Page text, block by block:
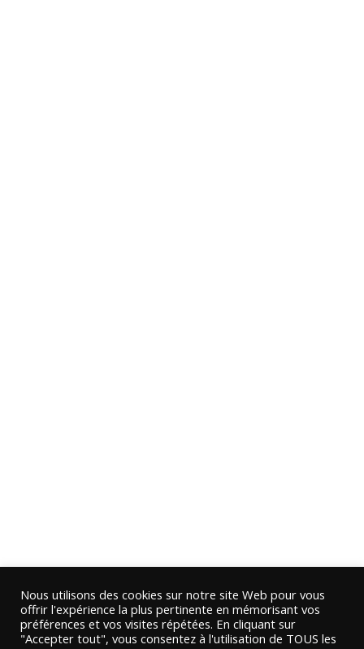
Nous utilisons des cookies sur notre site Web pour vous
offrir l'expérience la plus pertinente en mémorisant vos
préférences et vos visites répétées. En cliquant sur
"Accepter tout", vous consentez à l'utilisation de TOUS les